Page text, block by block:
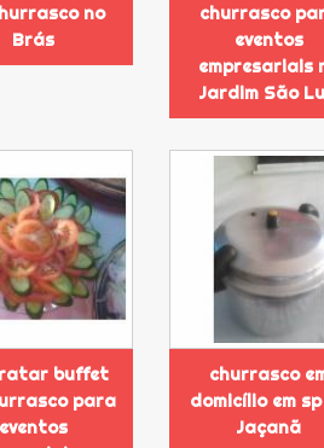
no
Brás
churrasco
eventos
empresariais
Jardim São
buffet
para
eventos
churrasco
domicílio em
Jaçanã